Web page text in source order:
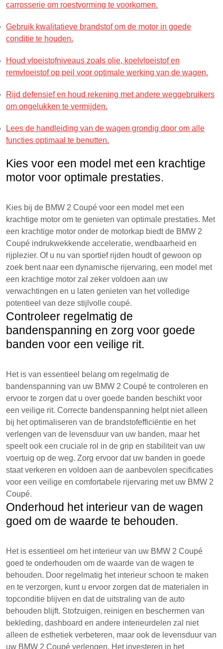
carrosserie om roestvorming te voorkomen.
Gebruik kwalitatieve brandstof om de motor in goede
conditie te houden.
Houd vloeistofniveaus zoals olie, koelvloeistof en
remvloeistof op peil voor optimale werking van de wagen.
Rijd defensief en houd rekening met andere weggebruikers
om ongelukken te vermijden.
Lees de handleiding van de wagen grondig door om alle
functies optimaal te benutten.
Kies voor een model met een krachtige
motor voor optimale prestaties.
Kies bij de BMW 2 Coupé voor een model met een
krachtige motor om te genieten van optimale prestaties. Met
een krachtige motor onder de motorkap biedt de BMW 2
Coupé indrukwekkende acceleratie, wendbaarheid en
rijplezier. Of u nu van sportief rijden houdt of gewoon op
zoek bent naar een dynamische rijervaring, een model met
een krachtige motor zal zeker voldoen aan uw
verwachtingen en u laten genieten van het volledige
potentieel van deze stijlvolle coupé.
Controleer regelmatig de
bandenspanning en zorg voor goede
banden voor een veilige rit.
Het is van essentieel belang om regelmatig de
bandenspanning van uw BMW 2 Coupé te controleren en
ervoor te zorgen dat u over goede banden beschikt voor
een veilige rit. Correcte bandenspanning helpt niet alleen
bij het optimaliseren van de brandstofefficiëntie en het
verlengen van de levensduur van uw banden, maar het
speelt ook een cruciale rol in de grip en stabiliteit van uw
voertuig op de weg. Zorg ervoor dat uw banden in goede
staat verkeren en voldoen aan de aanbevolen specificaties
voor een veilige en comfortabele rijervaring met uw BMW 2
Coupé.
Onderhoud het interieur van de wagen
goed om de waarde te behouden.
Het is essentieel om het interieur van uw BMW 2 Coupé
goed te onderhouden om de waarde van de wagen te
behouden. Door regelmatig het interieur schoon te maken
en te verzorgen, kunt u ervoor zorgen dat de materialen in
topconditie blijven en dat de uitstraling van de auto
behouden blijft. Stofzuigen, reinigen en beschermen van
bekleding, dashboard en andere interieurdelen zal niet
alleen de esthetiek verbeteren, maar ook de levensduur van
uw BMW 2 Coupé verlengen. Het investeren in het